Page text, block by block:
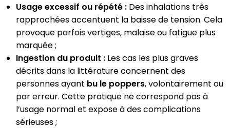
Usage excessif ou répété : Des inhalations très
rapprochées accentuent la baisse de tension. Cela
provoque parfois vertiges, malaise ou fatigue plus
marquée ;
Ingestion du produit : Les cas les plus graves
décrits dans la littérature concernent des
personnes ayant bu le poppers, volontairement ou
par erreur. Cette pratique ne correspond pas à
l’usage normal et expose à des complications
sérieuses ;